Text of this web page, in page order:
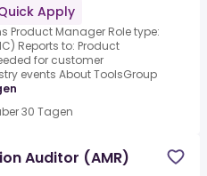
Apply
Product Manager Role type:
Reports to: Product
for customer
events About ToolsGroup
30 Tagen
Auditor (AMR)